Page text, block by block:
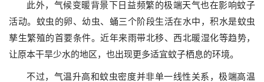
此外，气候变暖背景下日益频繁的极端天气也在影响蚊子
活动。蚊虫的卵、幼虫、蛹三个阶段生活在水中，积水是蚊虫
孳生繁殖的首要条件。近年来雨带北移、西北暖湿化等趋势，
让原本干旱少水的地区，也出现更多适宜蚊子栖息的环境。
不过，气温升高和蚊虫密度并非单一线性关系，极端高温